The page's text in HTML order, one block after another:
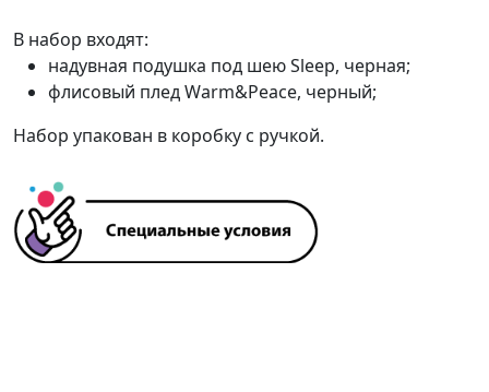
В набор входят:
надувная подушка под шеюSleep, черная;
флисовый пледWarm&Peace, черный;
Набор упакован в коробку с ручкой.